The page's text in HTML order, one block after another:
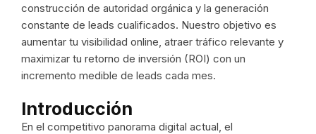
construcción de autoridad orgánica y la generación
constante de leads cualificados. Nuestro objetivo es
aumentar tu visibilidad online, atraer tráfico relevante y
maximizar tu retorno de inversión (ROI) con un
incremento medible de leads cada mes.
Introducción
En el competitivo panorama digital actual, el